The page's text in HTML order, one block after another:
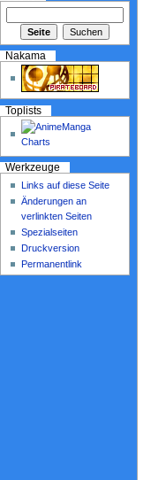
Nakama
Toplists
Werkzeuge
Links auf diese Seite
Änderungen an
verlinkten Seiten
Spezialseiten
Druckversion
Permanentlink